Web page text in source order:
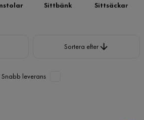
Sittbänk Sittsäckar
Sortera efter
Snabb leverans